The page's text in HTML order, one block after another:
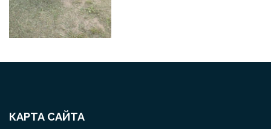
КАРТА САЙТА